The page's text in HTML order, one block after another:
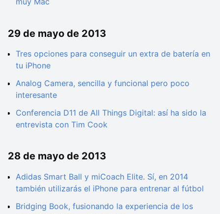
29 de mayo de 2013
Tres opciones para conseguir un extra de batería en
tu iPhone
Analog Camera, sencilla y funcional pero poco
interesante
Conferencia D11 de All Things Digital: así ha sido la
entrevista con Tim Cook
28 de mayo de 2013
Adidas Smart Ball y miCoach Elite. Sí, en 2014
también utilizarás el iPhone para entrenar al fútbol
Bridging Book, fusionando la experiencia de los